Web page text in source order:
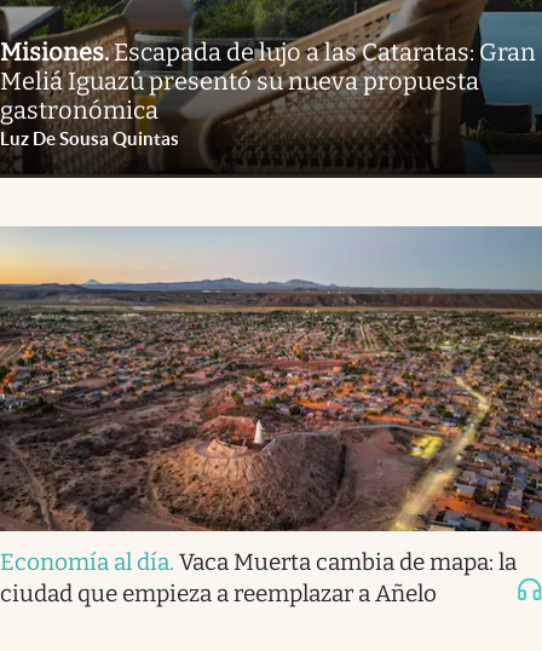
Misiones.Escapada de lujo a las Cataratas: Gran
Meliá Iguazú presentó su nueva propuesta
gastronómica
Luz De Sousa Quintas
Economía al día. Vaca Muerta cambia de mapa: la
ciudad que empieza a reemplazar a Añelo